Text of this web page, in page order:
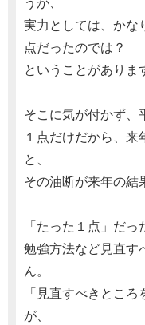
実力としては、かな
点だったのでは？
ということがありま
そこに気が付かず、
１点だけだから、来
と、
その油断が来年の結
「たった１点」だっ
勉強方法など見直す
ん。
「見直すべきとこ
が、